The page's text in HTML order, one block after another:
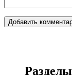
Разделы